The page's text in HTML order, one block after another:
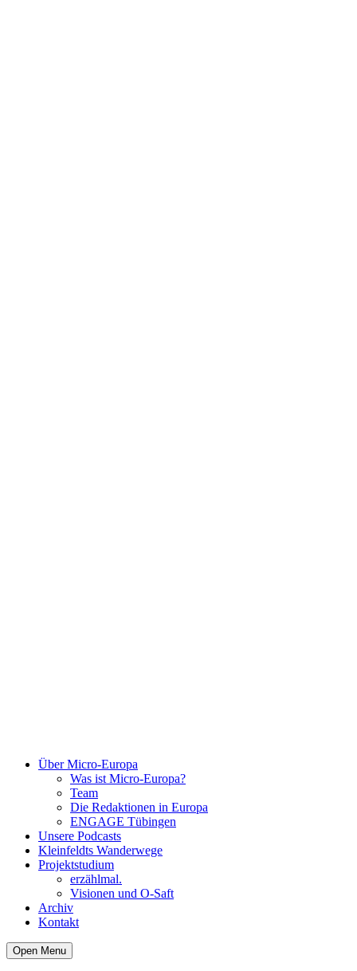
Über Micro-Europa
Was ist Micro-Europa?
Team
Die Redaktionen in Europa
ENGAGE Tübingen
Unsere Podcasts
Kleinfeldts Wanderwege
Projektstudium
erzählmal.
Visionen und O-Saft
Archiv
Kontakt
Open Menu